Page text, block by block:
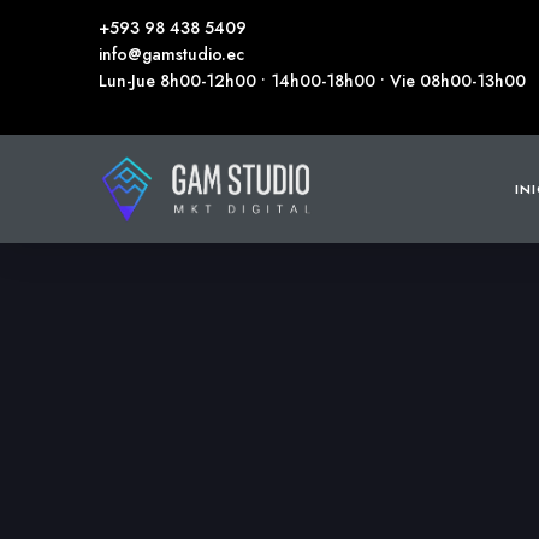
+593 98 438 5409
info@gamstudio.ec
Lun-Jue 8h00-12h00 • 14h00-18h00 • Vie 08h00-13h00